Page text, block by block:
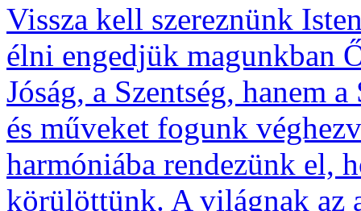
Vissza kell szereznünk
élni engedjük magunkban
Jóság, a Szentség, hanem
és műveket fogunk
harmóniába rendezünk el,
körülöttünk. A világnak az